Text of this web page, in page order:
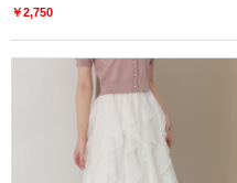
￥2,750